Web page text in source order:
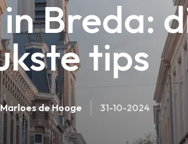
Breda:
tips
Marloes de Hooge 31-10-2024